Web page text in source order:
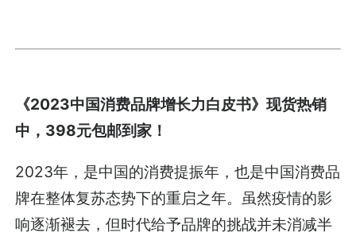
《2023中国消费品牌增长力白皮书》现货热销
中，398元包邮到家！
2023年，是中国的消费提振年，也是中国消费品
牌在整体复苏态势下的重启之年。虽然疫情的影
响逐渐褪去，但时代给予品牌的挑战并未消减半